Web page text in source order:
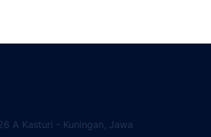
A Kasturi - Kuningan, Jawa